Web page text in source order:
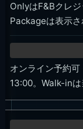
OnlyはF&Bクレ
Packageは表示さ
オンライン予約
13:00。Walk-inは